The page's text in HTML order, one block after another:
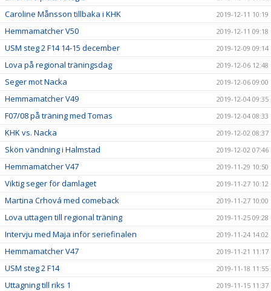
Caroline Månsson tillbaka i KHK 2019-12-11 10:19
Hemmamatcher V50 2019-12-11 09:18
USM steg 2 F14 14-15 december 2019-12-09 09:14
Lova på regional träningsdag 2019-12-06 12:48
Seger mot Nacka 2019-12-06 09:00
Hemmamatcher V49 2019-12-04 09:35
F07/08 på träning med Tomas 2019-12-04 08:33
KHK vs. Nacka 2019-12-02 08:37
Skön vändning i Halmstad 2019-12-02 07:46
Hemmamatcher V47 2019-11-29 10:50
Viktig seger för damlaget 2019-11-27 10:12
Martina Crhová med comeback 2019-11-27 10:00
Lova uttagen till regional träning 2019-11-25 09:28
Intervju med Maja inför seriefinalen 2019-11-24 14:02
Hemmamatcher V47 2019-11-21 11:17
USM steg 2 F14 2019-11-18 11:55
Uttagning till riks 1 2019-11-15 11:37